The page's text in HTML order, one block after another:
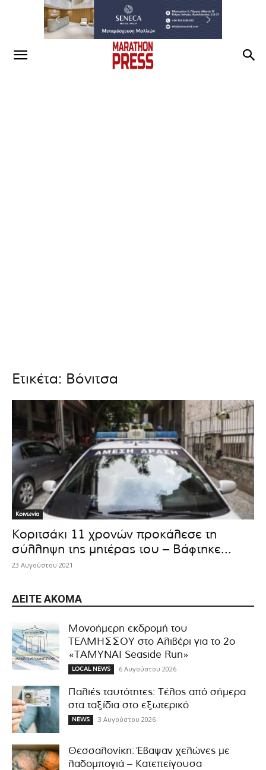
Ετικέτα: Βόνιτσα
Κοινωνία
Κοριτσάκι 11 χρονών προκάλεσε τη
σύλληψη της μητέρας του – Βάφτηκε...
23 Αυγούστου 2021
ΔΕΊΤΕ ΑΚΌΜΑ
Μονοήμερη εκδρομή του
ΤΕΛΜΗΣΣΟΥ στο Αλιβέρι για το 2ο
«ΤΑΜΥΝΑΙ Seaside Run»
LOCAL NEWS 6 Αυγούστου 2026
Παλιές ταυτότητες: Τέλος από σήμερα
στα ταξίδια στο εξωτερικό
NEWS 3 Αυγούστου 2026
Θεσσαλονίκη: Έβαψαν χελώνες με
λαδομπογιά – Κατεπείγουσα